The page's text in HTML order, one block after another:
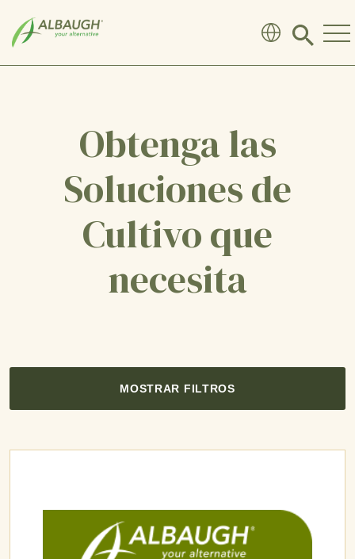
Click
search
Obtenga las
Soluciones de
Cultivo que
necesita
MOSTRAR FILTROS